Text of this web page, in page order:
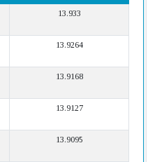
13.933
13.9264
13.9168
13.9127
13.9095